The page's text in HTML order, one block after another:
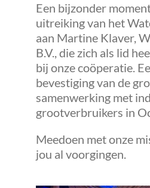
Een bijzonder
uitreiking van het
aan Martine Klaver,
B.V., die zich als lid
bij onze coöperatie.
bevestiging van de
samenwerking met
grootverbruikers in
Meedoen met onze
jou al voorgingen.